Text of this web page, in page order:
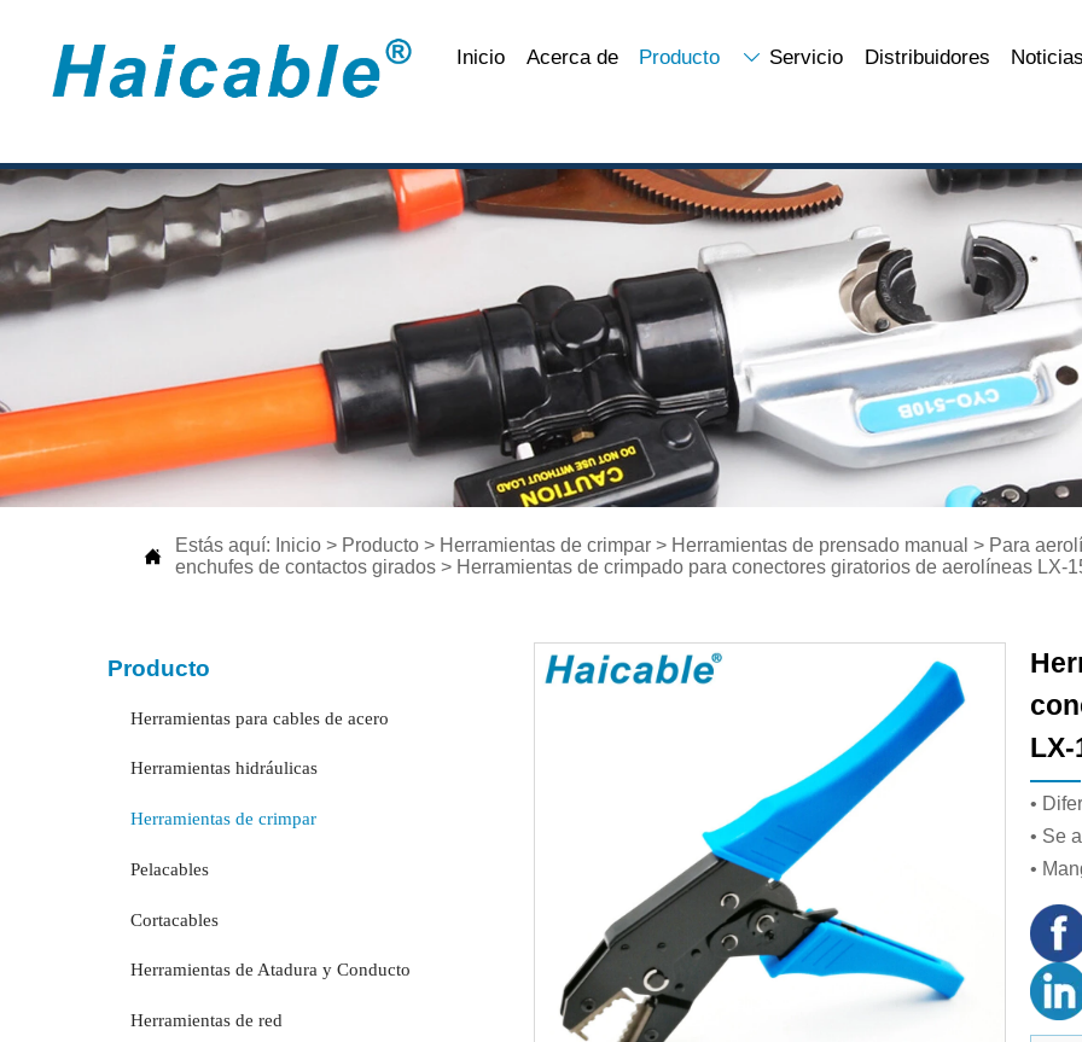
Inicio Acerca de Producto  Servicio Distribuidores

Estás aquí: Inicio > Producto > Herramientas de crimpar > Herramientas de prensado manual > Para
enchufes de contactos girados > Herramientas de crimpado para conectores giratorios de aerolíneas LX-
Producto
Herramientas para cables de acero
Herramientas hidráulicas
Herramientas de crimpar
Pelacables
Cortacables
Herramientas de Atadura y Conducto
Herramientas de red
LX-
•
• Se
•